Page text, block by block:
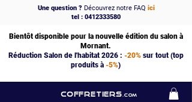
COFFRETIERS .COM
Une question ?Découvrez notre FAQ ici
tel : 0412333580
Bientôt disponible pour la nouvelle édition du salon à
Mornant.
Réduction Salon de l'habitat 2026 : -20%sur tout (top
produits à -5%)